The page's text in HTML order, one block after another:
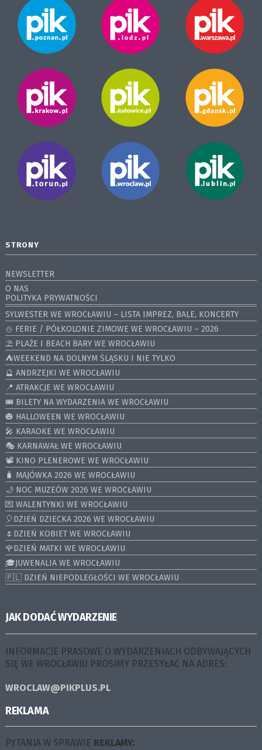
STRONY
NEWSLETTER
O NAS
POLITYKA PRYWATNOŚCI
SYLWESTER WE WROCŁAWIU – LISTA IMPREZ, BALE, KONCERTY
⛄️ FERIE / PÓŁKOLONIE ZIMOWE WE WROCŁAWIU – 2026
⛱️ PLAŻE I BEACH BARY WE WROCŁAWIU
⛺️WEEKEND NA DOLNYM ŚLĄSKU I NIE TYLKO
🔮 ANDRZEJKI WE WROCŁAWIU
📍 ATRAKCJE WE WROCŁAWIU
🎟️ BILETY NA WYDARZENIA WE WROCŁAWIU
🎃 HALLOWEEN WE WROCŁAWIU
🎤 KARAOKE WE WROCŁAWIU
🎭 KARNAWAŁ WE WROCŁAWIU
📽️ KINO PLENEROWE WE WROCŁAWIU
🧳 MAJÓWKA 2026 WE WROCŁAWIU
🌙 NOC MUZEÓW 2026 WE WROCŁAWIU
💌 WALENTYNKI WE WROCŁAWIU
🎈DZIEŃ DZIECKA 2026 WE WROCŁAWIU
🌷DZIEŃ KOBIET WE WROCŁAWIU
🌹DZIEŃ MATKI WE WROCŁAWIU
🎓JUWENALIA WE WROCŁAWIU
🇵🇱 DZIEŃ NIEPODLEGŁOŚCI WE WROCŁAWIU
JAK DODAĆ WYDARZENIE
INFORMACJE PRASOWE O WYDARZENIACH ODBYWAJĄCYCH
SIĘ WE WROCŁAWIU PROSIMY PRZESYŁAĆ NA ADRES:
WROCLAW@PIKPLUS.PL
REKLAMA
PYTANIA W SPRAWIE REKLAMY: